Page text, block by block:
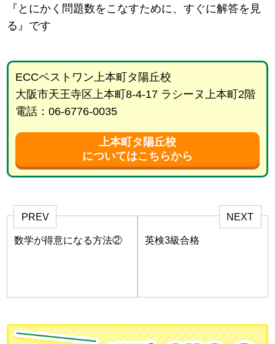
『とにかく問題数をこなすために、すぐに解答を見
る』です
ECCベストワン上本町タ陽丘校
大阪市天王寺区上本町8-4-17 ラシーヌ上本町2階
電話：06-6776-0035
上本町タ陽丘校
についてはこちらから
PREV
数学が得意になる方法②
NEXT
英検3級合格